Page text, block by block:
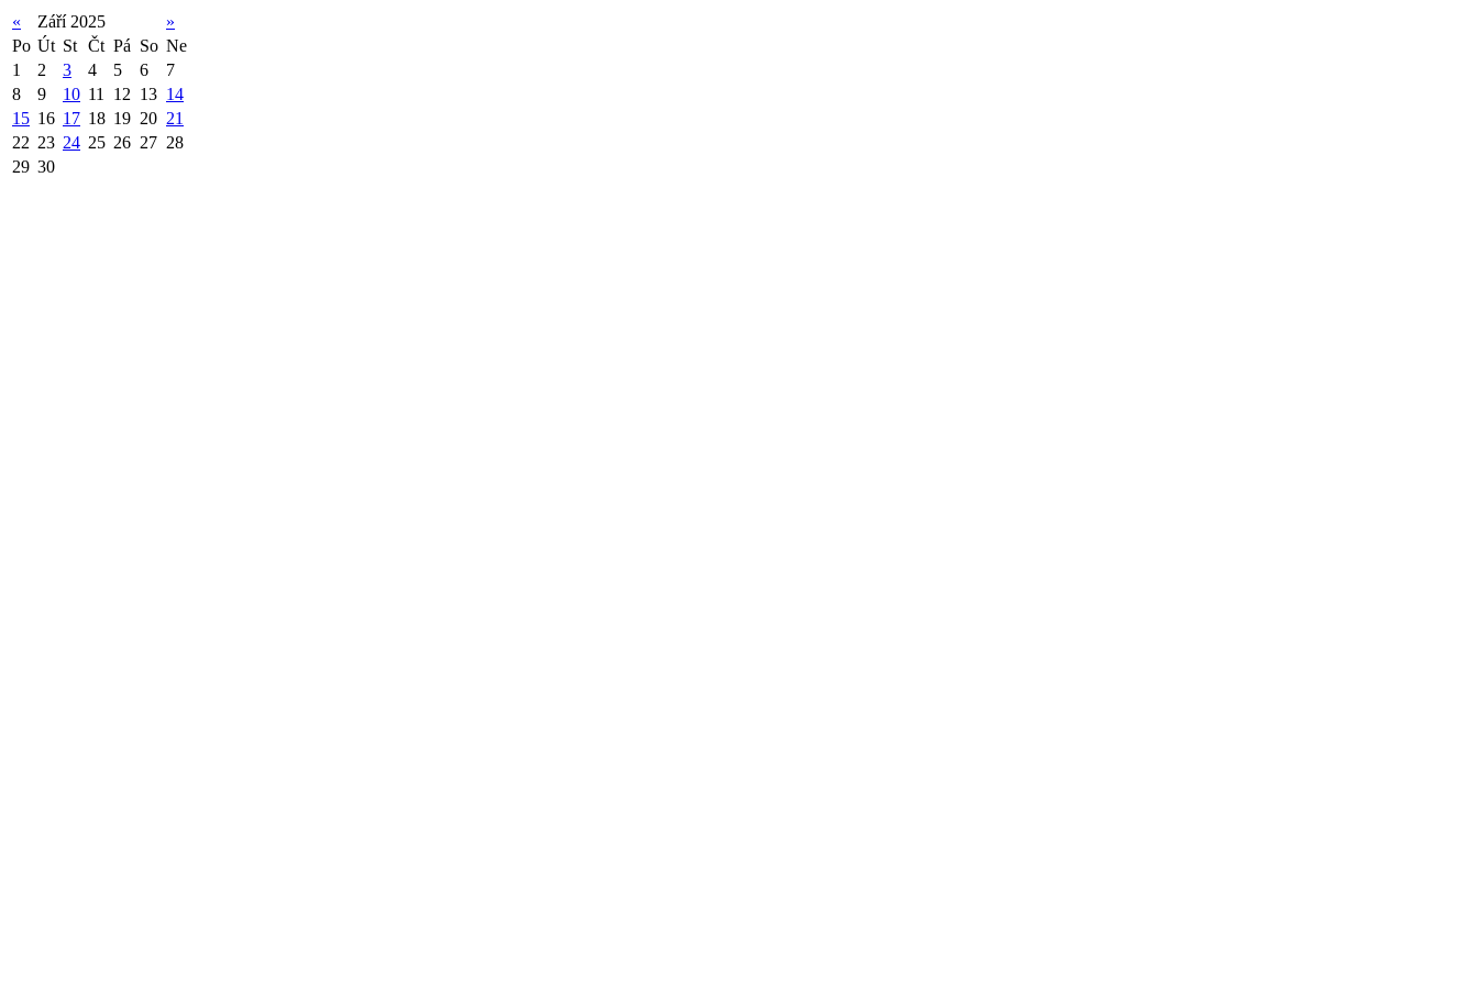
« Září 2025
»
Po Út St Čt Pá So Ne
1
2 3 4 5 6
7
8
9 10 11 12 13 14
15 16 17 18 19 20 21
22 23 24 25 26 27 28
29 30